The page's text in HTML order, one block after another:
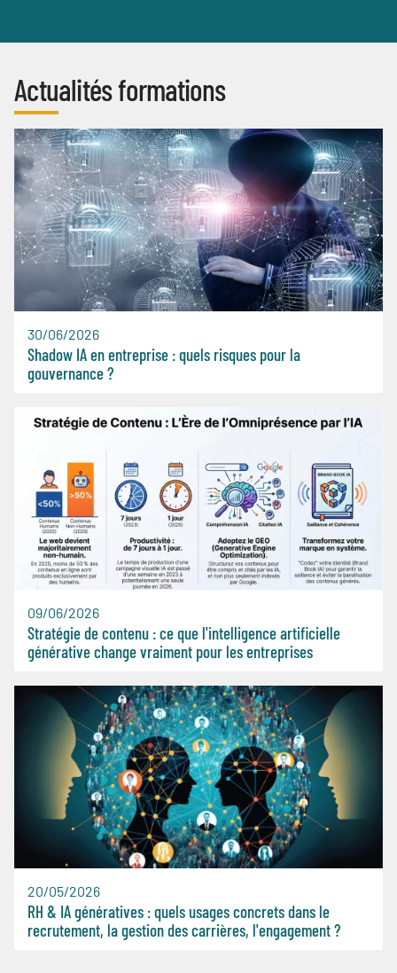
Actualités formations
30/06/2026
Shadow IA en entreprise : quels risques pour la
gouvernance ?
09/06/2026
Stratégie de contenu : ce que l'intelligence artificielle
générative change vraiment pour les entreprises
20/05/2026
RH & IA génératives : quels usages concrets dans le
recrutement, la gestion des carrières, l'engagement ?